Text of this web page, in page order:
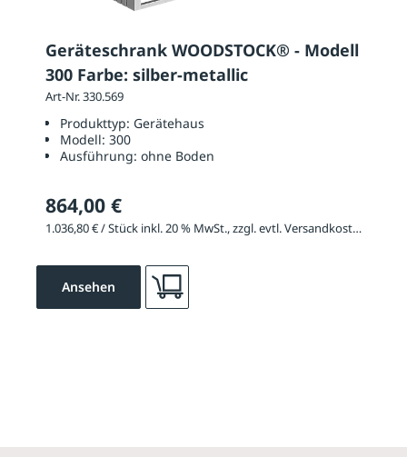
Geräteschrank WOODSTOCK® - Modell
300 Farbe: silber-metallic
Art-Nr. 330.569
Produkttyp: Gerätehaus
Modell: 300
Ausführung: ohne Boden
864,00 €
1.036,80 € / Stück inkl. 20 % MwSt., zzgl. evtl. Versandkosten
Ansehen